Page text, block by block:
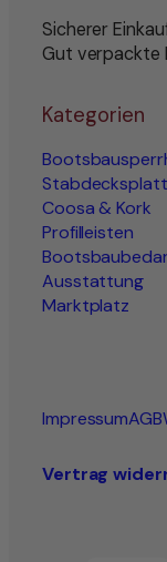
Sicherer
Gut verpackte
Kategorien
Coosa & Kork
Profilleisten
Ausstattung
Marktplatz
ImpressumAGB
Vertrag